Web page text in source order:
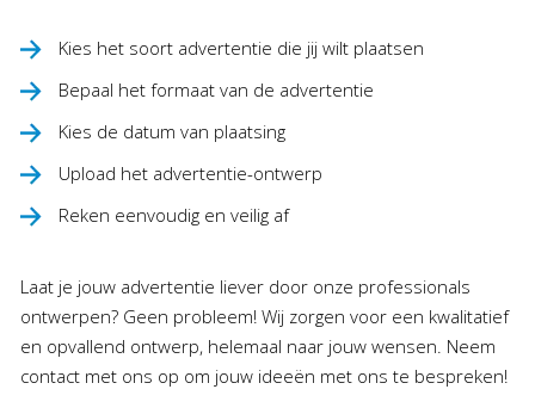
Kies het soort advertentie die jij wilt plaatsen
Bepaal het formaat van de advertentie
Kies de datum van plaatsing
Upload het advertentie-ontwerp
Reken eenvoudig en veilig af
Laat je jouw advertentie liever door onze professionals
ontwerpen? Geen probleem! Wij zorgen voor een kwalitatief
en opvallend ontwerp, helemaal naar jouw wensen. Neem
contact met ons op om jouw ideeën met ons te bespreken!